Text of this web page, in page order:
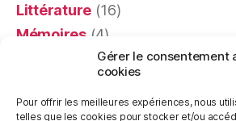
Gérer le consentement
cookies
Pour offrir les meilleures expériences, nous
telles que les cookies pour stocker et/ou
Littérature (16)
Mémoires(4)
(24)
Religion(63)